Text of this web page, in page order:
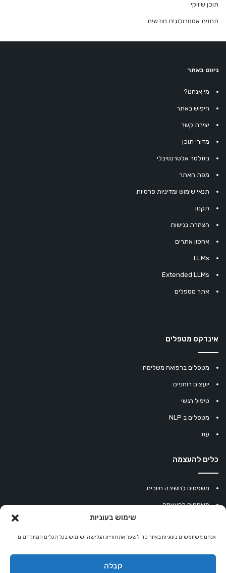
שימוש בעוגיות
אנחנו משתמשים בעוגיות באתר כדי לשפר את חוויית הגלישה ושימוש בכל הכלים המתקדמים
קבלה
תוכן שיווקי
תחזית אסטרולוגית חודשית
ניווט באתר
מי אנחנו?
חיפוש באתר
יצירת קשר
מדורי תוכן
ניוזלטר אלטרנטיבלי
מפת האתר
תנאי שימוש ומדיניות פרטיות
תקנון
הצהרת נגישות
אחסון אתרים
LLMs
Extended LLMs
אתר מטפלים
אינדקס מטפלים
מטפלים ברפואה משלימה
יועצים רוחניים
טיפול רגשי
מטפלים ב NLP
עוד
כלים להעצמה
משפטים לחשיבה חיובית
משפטים להעצמה
מחשבון נומרולוגיה
קריסטלים למזלות